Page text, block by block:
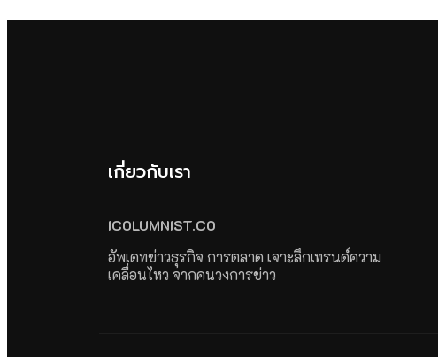
เกี่ยวกับเรา
ICOLUMNIST.CO
อัพเดทข่าวธุรกิจ การตลาด เจาะลึกเทรนด์ความ
เคลื่อนไหว จากคนวงการข่าว